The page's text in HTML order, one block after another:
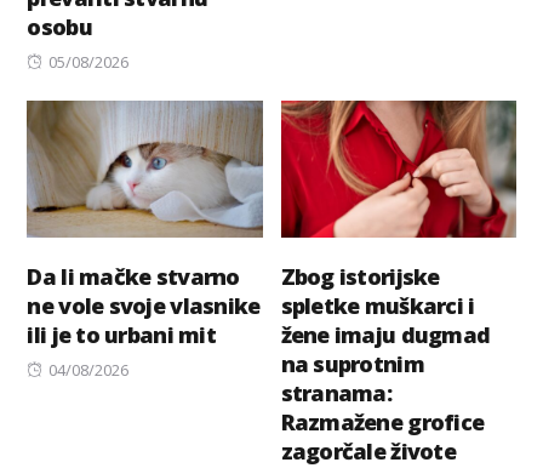
osobu
Posted
05/08/2026
Da li mačke stvarno
ne vole svoje vlasnike
ili je to urbani mit
Posted
04/08/2026
Zbog istorijske
spletke muškarci i
žene imaju dugmad
na suprotnim
stranama:
Razmažene grofice
zagorčale živote